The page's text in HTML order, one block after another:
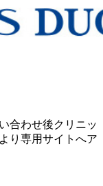
合わせ後クリニッ
り専用サイトへア